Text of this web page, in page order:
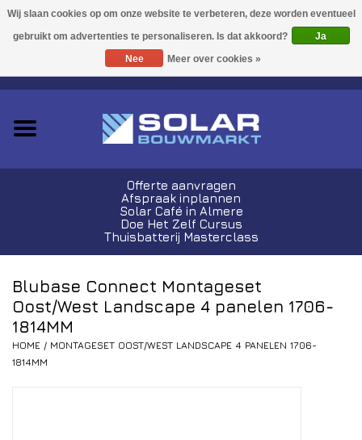
0 Artikelen - €0,00
Acties!
Kabels en Stekkers
Laadpalen
Offerte aanvragen
Afspraak inplannen
Solar Café in Almere
Doe Het Zelf Cursus
Thuisbatterij Masterclass
Blubase Connect Montageset
Oost/West Landscape 4 panelen 1706-
1814MM
HOME / MONTAGESET OOST/WEST LANDSCAPE 4 PANELEN 1706-
1814MM
Ja
Nee
Meer over cookies »